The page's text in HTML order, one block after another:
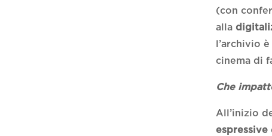
(con
alla
l’archivio
cinema di
Che
All’inizio
espressive